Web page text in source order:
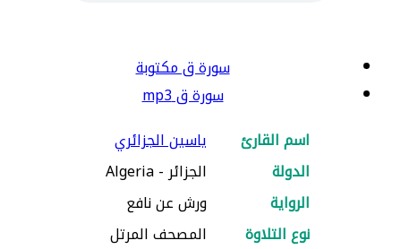
سورة ق مكتوبة
سورة ق mp3
اسم القارئ
ياسين الجزائري
الدولة
الجزائر - Algeria
الرواية
ورش عن نافع
نوع التلاوة
المصحف المرتل